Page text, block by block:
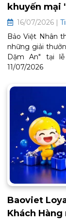
khuyến mại
16/07/2026 |
Bảo Việt Nhân
những giải
Dặm An" tại
11/07/2026
Baoviet
Khách